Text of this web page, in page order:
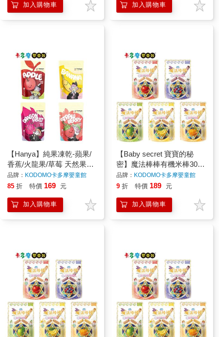
加入購物車 加入購物車
【Hanya】純果凍乾-蘋果/
香蕉/火龍果/草莓 天然果乾
水果凍乾 原廠公司貨｜卡
多摩
品牌： KODOMO卡多摩嬰童館
85 折 特價 169 元
加入購物車
【Baby secret 寶寶的秘
密】魔法棒棒有機米棒30g
(9m+) 5種口味可選 寶寶米
餅 原廠公司貨｜卡多摩
品牌： KODOMO卡多摩嬰童館
9 折 特價 189 元
加入購物車